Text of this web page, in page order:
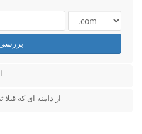
از دامنه ای که